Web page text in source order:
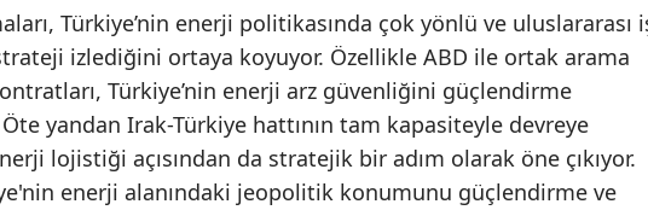
Türkiye’nin enerji politikasında çok yönlü ve uluslararası
izlediğini ortaya koyuyor. Özellikle ABD ile ortak arama
Türkiye’nin enerji arz güvenliğini güçlendirme
yandan Irak-Türkiye hattının tam kapasiteyle devreye
lojistiği açısından da stratejik bir adım olarak öne çıkıyor.
enerji alanındaki jeopolitik konumunu güçlendirme ve